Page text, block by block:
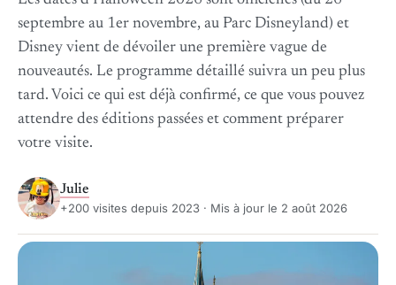
septembre au 1er novembre, au Parc Disneyland) et
Disney vient de dévoiler une première vague de
nouveautés. Le programme détaillé suivra un peu plus
tard. Voici ce qui est déjà confirmé, ce que vous pouvez
attendre des éditions passées et comment préparer
votre visite.
Julie
+200 visites depuis 2023 · Mis à jour le 2 août 2026